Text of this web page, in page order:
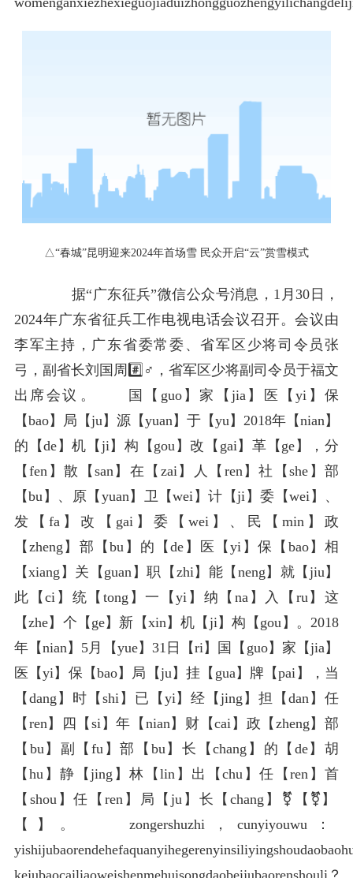
△“春城”昆明迎来2024年首场雪 民众开启“云”赏雪模式
据“广东征兵”微信公众号消息，1月30日，
2024年广东省征兵工作电视电话会议召开。会议由
李军主持，广东省委常委、省军区少将司令员张
弓，副省长刘国周#️⃣♂️，省军区少将副司令员于福文
出席会议。 国【guo】家【jia】医【yi】保
【bao】局【ju】源【yuan】于【yu】2018年【nian】
的【de】机【ji】构【gou】改【gai】革【ge】，分
【fen】散【san】在【zai】人【ren】社【she】部
【bu】、原【yuan】卫【wei】计【ji】委【wei】、
发【fa】改【gai】委【wei】、民【min】政
【zheng】部【bu】的【de】医【yi】保【bao】相
【xiang】关【guan】职【zhi】能【neng】就【jiu】
此【ci】统【tong】一【yi】纳【na】入【ru】这
【zhe】个【ge】新【xin】机【ji】构【gou】。2018
年【nian】5月【yue】31日【ri】国【guo】家【jia】
医【yi】保【bao】局【ju】挂【gua】牌【pai】，当
【dang】时【shi】已【yi】经【jing】担【dan】任
【ren】四【si】年【nian】财【cai】政【zheng】部
【bu】副【fu】部【bu】长【chang】的【de】胡
【hu】静【jing】林【lin】出【chu】任【ren】首
【shou】任【ren】局【ju】长【chang】⚧【⚧】️
【️】。 zongershuzhi，cunyiyouwu：